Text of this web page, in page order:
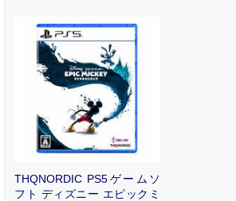
THQNORDIC PS5ゲームソ
フト ディズニー エピックミ